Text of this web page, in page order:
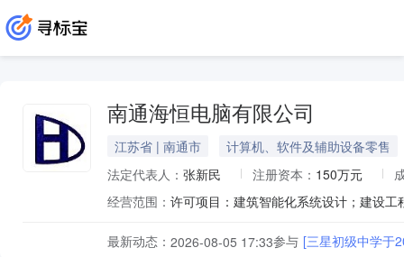
南通海恒电脑有限公司
江苏省 | 南通市
计算机、软件及辅助设备零售
法定代表人： 张新民 注册资本： 150万元
经营范围：
最新动态： 2026-08-05 17:33参与 [三星初级中学于